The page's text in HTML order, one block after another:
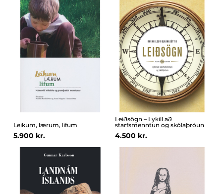
Leikum, lærum, lifum
5.900 kr.
Leiðsögn – Lykill að
starfsmenntun og skólaþróun
4.500 kr.